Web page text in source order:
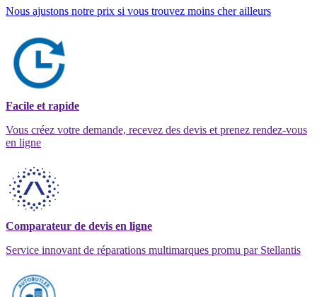
Nous ajustons notre prix si vous trouvez moins cher ailleurs
Facile et rapide
Vous créez votre demande, recevez des devis et prenez rendez-vous
en ligne
Comparateur de devis en ligne
Service innovant de réparations multimarques promu par Stellantis